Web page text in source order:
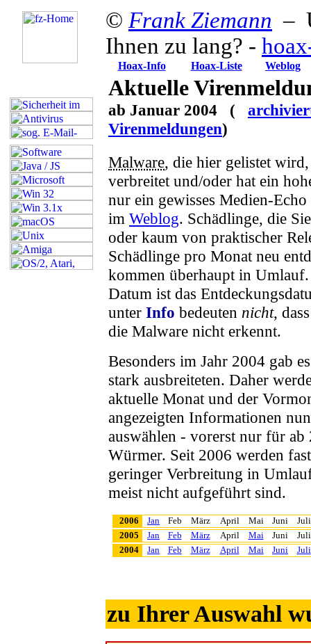
© Frank Ziemann –
Ihnen zu lang? -
Hoax-Info Hoax-Liste Weblog
Aktuelle
ab Januar 2004 (
Virenmeldungen)
Malware, die hier gelistet
verbreitet und/oder hat ein
nur ein gewisses Medien-
im Weblog. Schädlinge, die
oder kaum von praktischer
Schädlinge pro Monat neu
kommen überhaupt in
Datum ist das
unter Info bedeuten nicht,
die Malware nicht erkennt.
Besonders im Jahr 2004 gab
stark ausbreiteten. Daher
aktuelle Monat und der
angezeigten Informationen
auswählen - vorerst nur für ab
Würmer. Seit 2006 werden
geringer Verbreitung in
meist nicht aufgeführt sind.
2006 Jan Feb März April Mai Juni
Juli
2005
Jan Feb März April Mai Juni
Juli
2004
Jan Feb März April Mai Juni Juli
zu Ihrer Auswahl